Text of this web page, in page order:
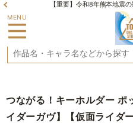
【重要】令和8年熊本地震
MENU
つながる！キーホルダー ポ
イダーガヴ】【仮面ライダ